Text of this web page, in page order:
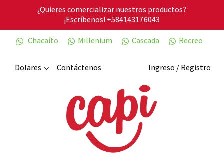
¿Quieres comercializar nuestros productos?
¡Escríbenos!+584143176043
Chacaíto
Millenium Cascada Recreo
Dolares Ingreso / Registro
Contáctenos